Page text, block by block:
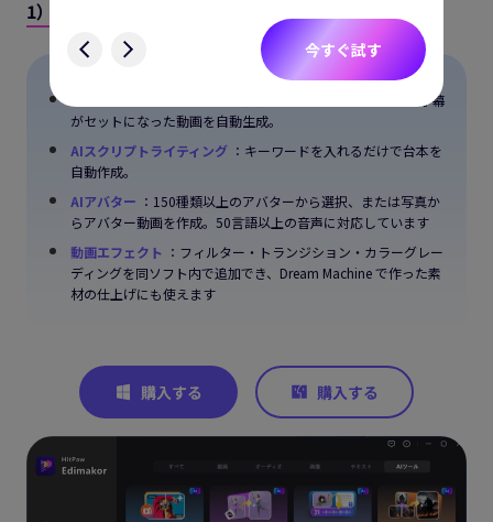
1）EdimakorのAI動画生成機能の特徴
：台本を入力するだけで映像・BGM・字幕
がセットになった動画を自動生成。
AIスクリプトライティング ：キーワードを入れるだけで台本を
自動作成。
AIアバター ：150種類以上のアバターから選択、または写真か
らアバター動画を作成。50言語以上の音声に対応しています
動画エフェクト ：フィルター・トランジション・カラーグレー
ディングを同ソフト内で追加でき、Dream Machine で作った素
材の仕上げにも使えます
今すぐ試す